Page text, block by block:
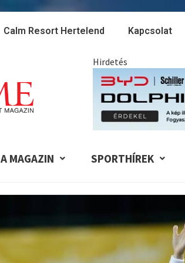
Calm Resort Hertelend Kapcsolat
Hirdetés
A MAGAZIN SPORTHÍREK